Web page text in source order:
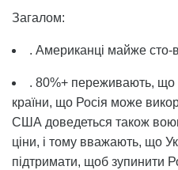
Загалом:
. Американці майже сто-
. 80%+ переживають, що
країни, що Росія може
США доведеться також
ціни, і тому вважають, що
підтримати, щоб зупинити